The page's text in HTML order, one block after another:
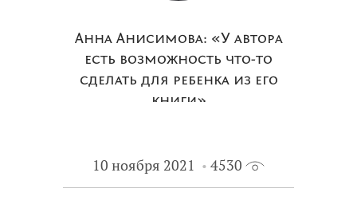
Анна Анисимова: «У автора
есть возможность что-то
сделать для ребенка из его
книги»
10 ноября 2021 4530